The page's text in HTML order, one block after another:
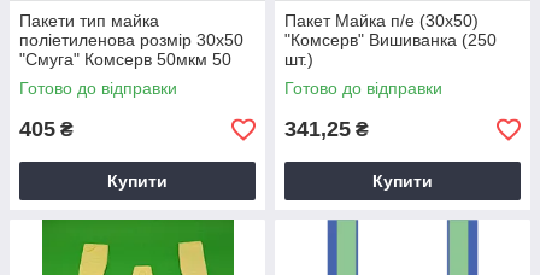
Пакети тип майка
поліетиленова розмір 30х50
"Смуга" Комсерв 50мкм 50
шт.уп.
Готово до відправки
405 ₴
Купити
Пакет Майка п/е (30х50)
"Комсерв" Вишиванка (250
шт.)
Готово до відправки
341,25 ₴
Купити